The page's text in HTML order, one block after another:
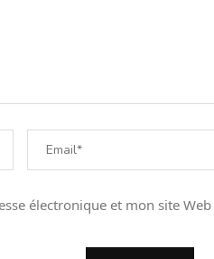
électronique et mon site